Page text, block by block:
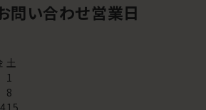
問い合わせ営業日
土
1
8